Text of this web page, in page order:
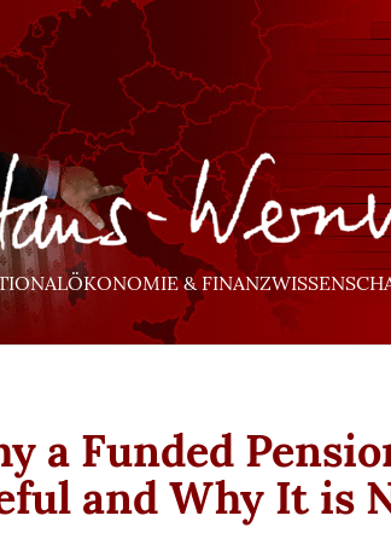
&
a Funded
and Why It is